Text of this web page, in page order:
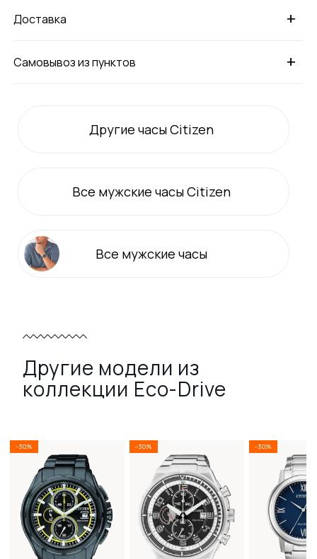
+
Доставка
+
Самовывоз из пунктов
Другие часы Citizen
Все мужские часы Citizen
Все мужские часы
Другие модели из
коллекции Eco-Drive
-30% -30% -30%